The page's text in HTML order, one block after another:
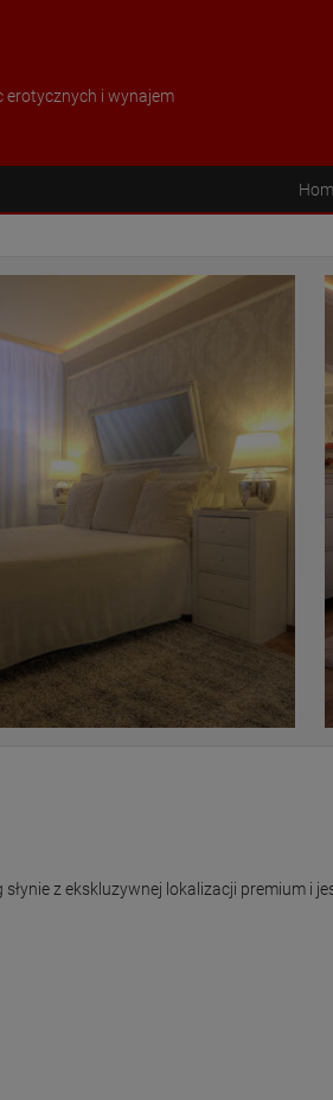
erotycznych i wynajem
z ekskluzywnej lokalizacji premium i